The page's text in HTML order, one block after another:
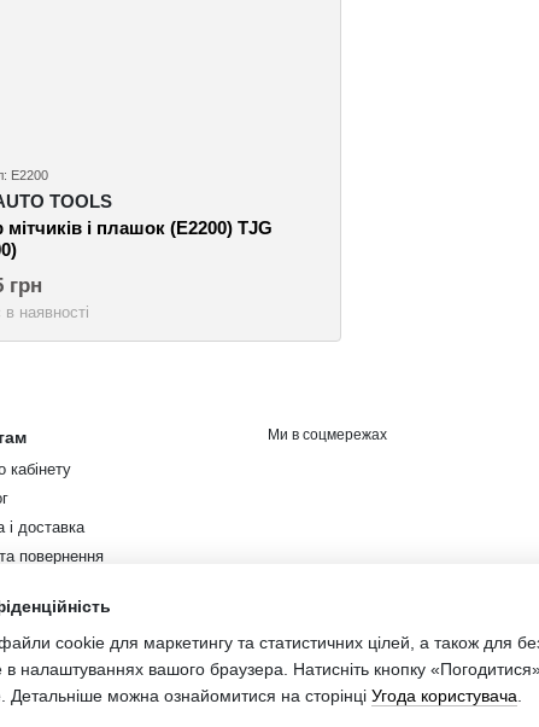
E2200
TOOLS
мітчиків і плашок (E2200) TJG
грн
наявності
кабінету
і доставка
повернення
статті
Ми в соцмережах
cookie для маркетингу та статистичних цілей, а також для
налаштуваннях вашого браузера. Натисніть кнопку
Детальніше можна ознайомитися на сторінці Угода користувача